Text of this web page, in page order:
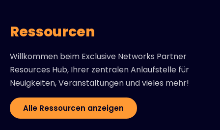
Ressourcen
Willkommen beim Exclusive Networks Partner
Resources Hub, Ihrer zentralen Anlaufstelle für
Neuigkeiten, Veranstaltungen und vieles mehr!
Alle Ressourcen anzeigen